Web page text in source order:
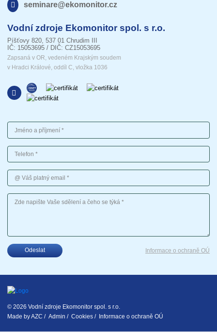
seminare@ekomonitor.cz
Vodní zdroje Ekomonitor spol. s r.o.
Píšťovy 820, 537 01 Chrudim III
IČ: 15053695 / DIČ: CZ15053695
Zapsaná v OR, vedeném Krajským soudem
v Hradci Králové, oddíl C, vložka 1036
Jméno a příjmení
Telefon
Váš platný email
Vaše sdělení
Odeslat Informace o ochraně OÚ
© 2026 Vodní zdroje Ekomonitor spol. s r.o.
Made byAZC / Admin / Cookies / Informace o ochraně OÚ